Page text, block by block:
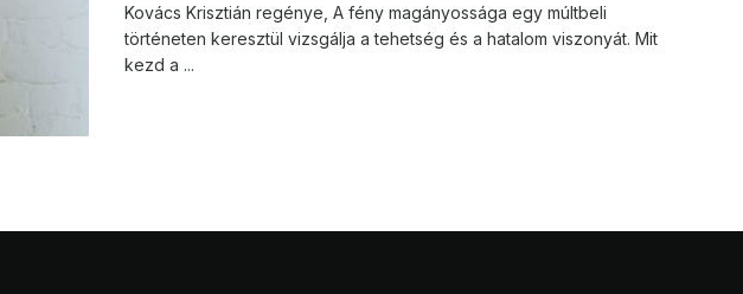
Kovács Krisztián regénye, A fény magányossága egy múltbeli
történeten keresztül vizsgálja a tehetség és a hatalom viszonyát. Mit
kezd a ...